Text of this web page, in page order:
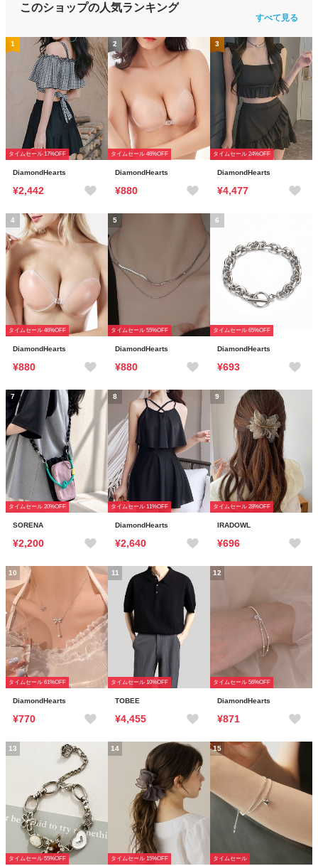
このショップの人気ランキング
すべて見る
1
タイムセール 17%OFF
DiamondHearts
¥2,442
2
タイムセール 46%OFF
DiamondHearts
¥880
3
タイムセール 24%OFF
DiamondHearts
¥4,477
4
タイムセール 46%OFF
DiamondHearts
¥880
5
タイムセール 55%OFF
DiamondHearts
¥880
6
タイムセール 65%OFF
DiamondHearts
¥693
7
タイムセール 20%OFF
SORENA
¥2,200
8
タイムセール 11%OFF
DiamondHearts
¥2,640
9
タイムセール 28%OFF
IRADOWL
¥696
10
タイムセール 61%OFF
DiamondHearts
¥770
11
タイムセール 10%OFF
TOBEE
¥4,455
12
タイムセール 56%OFF
DiamondHearts
¥871
13
タイムセール 55%OFF
14
タイムセール 15%OFF
15
タイムセール